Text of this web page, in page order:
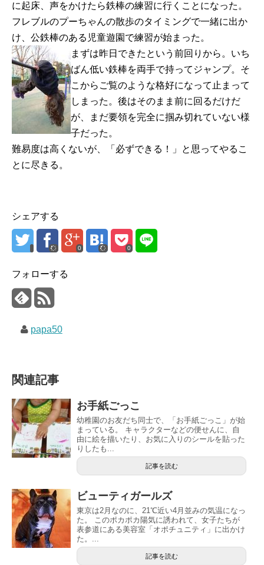
に起床、声をかけたら鉄棒の練習に行くことになった。
フレブルのプーちゃんの散歩のタイミングで一緒に出か
け、公鉄棒のある児童遊園で練習が始まった。
まずは昨日できたという前回りから。いち
ばん低い鉄棒を両手で持ってジャンプ。そ
こからご覧のような格好になって止まって
しまった。後はそのまま前に回るだけだ
が、まだ要領を完全に掴み切れていない様
子だった。
難易度は高くないが、「必ずできる！」と思ってやるこ
とに尽きる。
シェアする
0 0
フォローする
papa50
関連記事
お手紙ごっこ
幼稚園のお友だち同士で、「お手紙ごっこ」が始
まっている。 キャラクターなどの便せんに、自
由に絵を描いたり、お気に入りのシールを貼った
りしたも...
記事を読む
ビューティガールズ
東京は2月なのに、21℃近い4月並みの気温になっ
た。 このポカポカ陽気に誘われて、女子たちが
表参道にある美容室「オポチュニティ」に出かけ
た。...
記事を読む